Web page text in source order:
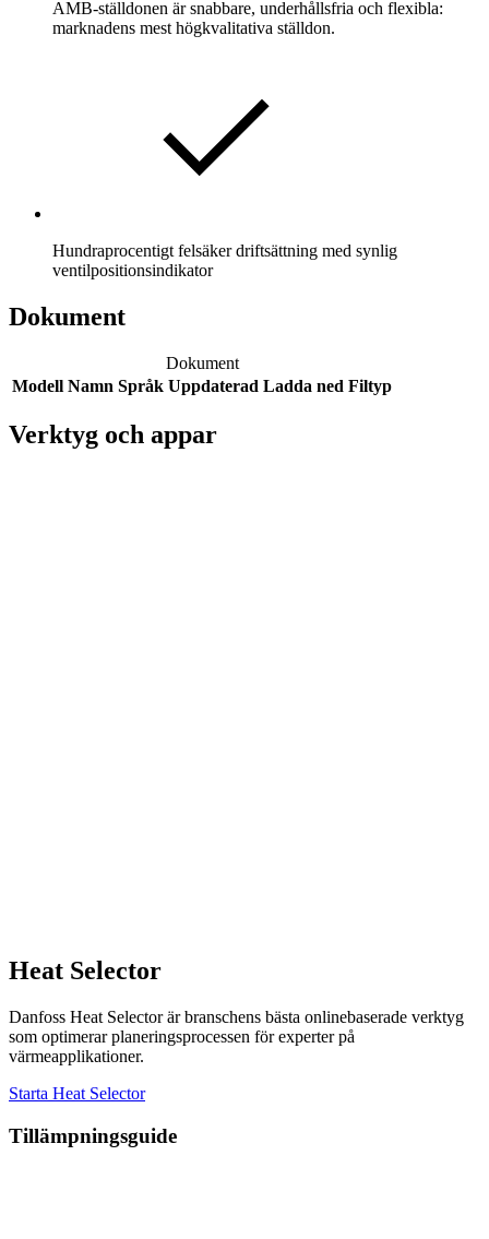
AMB-ställdonen är snabbare, underhållsfria och flexibla:
marknadens mest högkvalitativa ställdon.
Hundraprocentigt felsäker driftsättning med synlig
ventilpositionsindikator
Dokument
Dokument
Modell Namn Språk Uppdaterad Ladda ned Filtyp
Verktyg och appar
Heat Selector
Danfoss Heat Selector är branschens bästa onlinebaserade verktyg
som optimerar planeringsprocessen för experter på
värmeapplikationer.
Starta Heat Selector
Tillämpningsguide